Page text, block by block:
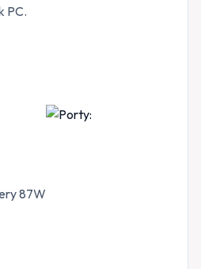
PC.
87W